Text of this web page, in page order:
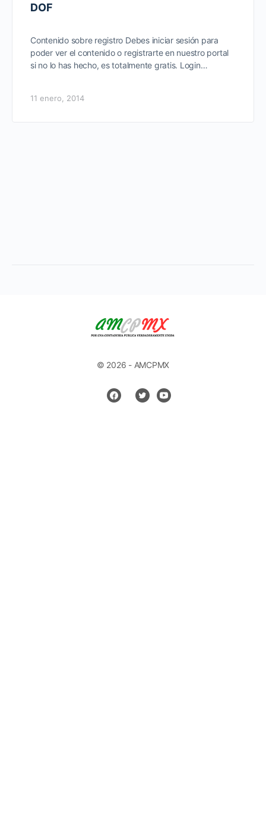
DOF
Contenido sobre registro Debes iniciar sesión para
poder ver el contenido o registrarte en nuestro portal
si no lo has hecho, es totalmente gratis. Login…
11 enero, 2014
© 2026 - AMCPMX